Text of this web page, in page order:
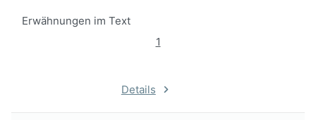
Erwähnungen im Text
1
Details